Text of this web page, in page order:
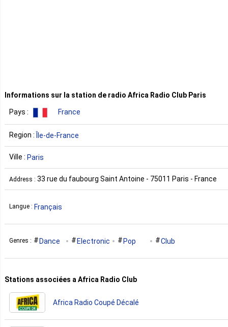
Informations sur la station de radio Africa Radio Club Paris
Pays : France
Region : Île-de-France
Ville : Paris
Address : 33 rue du faubourg Saint Antoine - 75011 Paris - France
Langue : Français
Genres : Dance Electronic Pop Club
Stations associées a Africa Radio Club
Africa Radio Coupé Décalé